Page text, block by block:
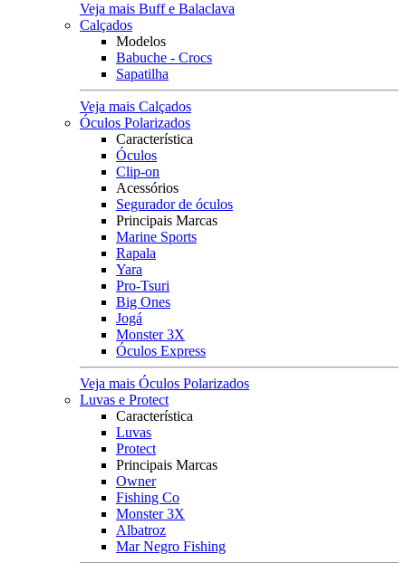
Veja mais Buff e Balaclava
Calçados
Modelos
Babuche - Crocs
Sapatilha
Veja mais Calçados
Óculos Polarizados
Característica
Óculos
Clip-on
Acessórios
Segurador de óculos
Principais Marcas
Marine Sports
Rapala
Yara
Pro-Tsuri
Big Ones
Jogá
Monster 3X
Óculos Express
Veja mais Óculos Polarizados
Luvas e Protect
Característica
Luvas
Protect
Principais Marcas
Owner
Fishing Co
Monster 3X
Albatroz
Mar Negro Fishing